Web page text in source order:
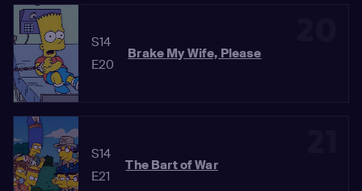
S14
E20
Brake My Wife, Please
S14
E21
The Bart of War